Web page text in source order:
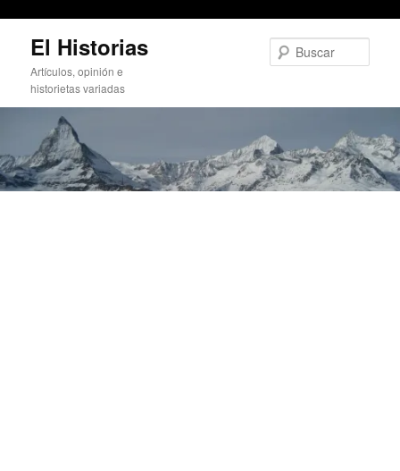
contenido
principal
El Historias
Artículos, opinión e
historietas variadas